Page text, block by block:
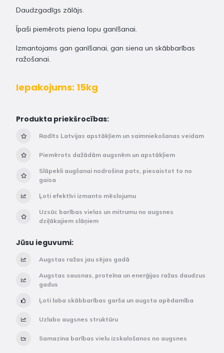
Daudzgadīgs zālājs.
Īpaši piemērots piena lopu ganīšanai.
Izmantojams gan ganīšanai, gan siena un skābbarības
ražošanai.
Iepakojums: 15kg
Produkta priekšrocības:
Radīts Latvijas apstākļiem un saimniekošanas veidam
Piemērots dažādām augsnēm un apstākļiem
Slāpekli augšanai nodrošina pats, piesaistot to no
gaisa
Ļoti efektīvi izmanto mēslojumu
Uzsūc barības vielas un mitrumu no augsnes
dziļākajiem slāņiem
Jūsu ieguvumi:
Augstas ražas jau sējas gadā
Augstas sausnas, proteīna un enerģijas ražas daudzus
gadus
Ļoti laba skābbarības garša un augsta apēdamība
Uzlabo augsnes struktūru
Samazina barības vielu izskalošanos no augsnes